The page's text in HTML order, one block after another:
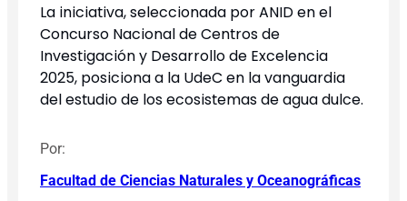
La iniciativa, seleccionada por ANID en el
Concurso Nacional de Centros de
Investigación y Desarrollo de Excelencia
2025, posiciona a la UdeC en la vanguardia
del estudio de los ecosistemas de agua dulce.
Por:
Facultad de Ciencias Naturales y Oceanográficas